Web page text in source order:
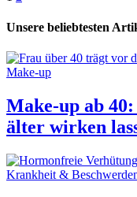
Unsere beliebtesten
Make-up
Make-up ab
älter wirken
Krankheit &